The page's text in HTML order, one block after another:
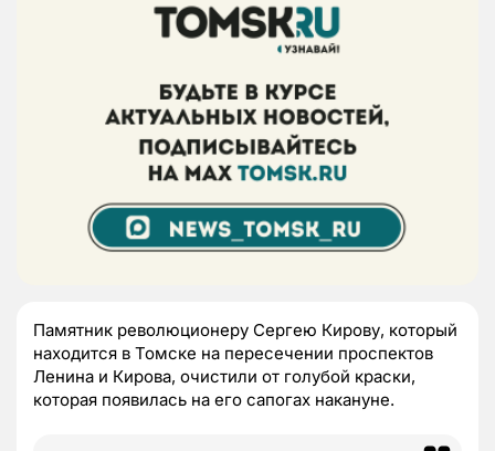
Памятник революционеру Сергею Кирову, который
находится в Томске на пересечении проспектов
Ленина и Кирова, очистили от голубой краски,
которая появилась на его сапогах накануне.